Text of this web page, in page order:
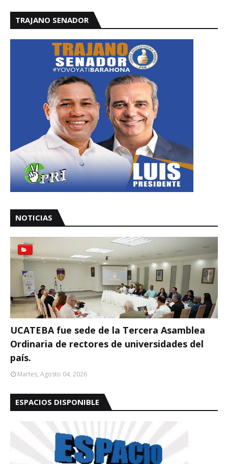
TRAJANO SENADOR
NOTICIAS
UCATEBA fue sede de la Tercera Asamblea
Ordinaria de rectores de universidades del
país.
Martes, Agosto 04, 2026
ESPACIOS DISPONIBLE